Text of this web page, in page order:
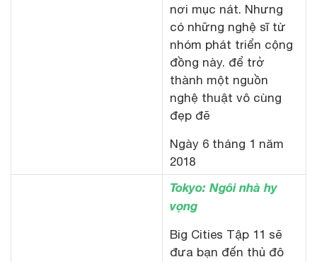
nơi mục nát. Nhưng
có những nghệ sĩ từ
nhóm phát triển cộng
đồng này. để trở
thành một nguồn
nghệ thuật vô cùng
đẹp đẽ
Ngày 6 tháng 1 năm
2018
Tokyo: Ngôi nhà hy
vọng
Big Cities Tập 11 sẽ
đưa bạn đến thủ đô